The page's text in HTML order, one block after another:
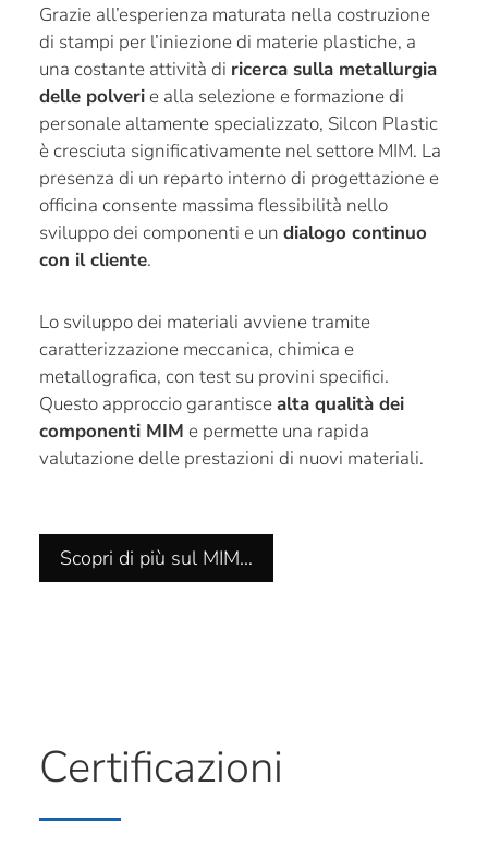
Grazie all’esperienza maturata nella costruzione
di stampi per l’iniezione di materie plastiche, a
una costante attività di ricerca sulla metallurgia
delle polverie alla selezione e formazione di
personale altamente specializzato, Silcon Plastic
è cresciuta significativamente nel settore MIM. La
presenza di un reparto interno di progettazione e
officina consente massima flessibilità nello
sviluppo dei componenti e un dialogo continuo
con il cliente.
Lo sviluppo dei materiali avviene tramite
caratterizzazione meccanica, chimica e
metallografica, con test su provini specifici.
Questo approccio garantiscealta qualità dei
componenti MIM e permette una rapida
valutazione delle prestazioni di nuovi materiali.
Scopri di più sul MIM…
Certificazioni